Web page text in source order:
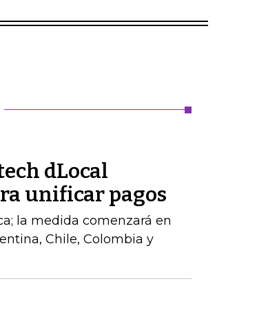
dLocal
unificar pagos
la medida comenzará en
Chile, Colombia y